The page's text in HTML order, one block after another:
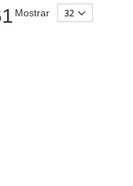
Mostrar